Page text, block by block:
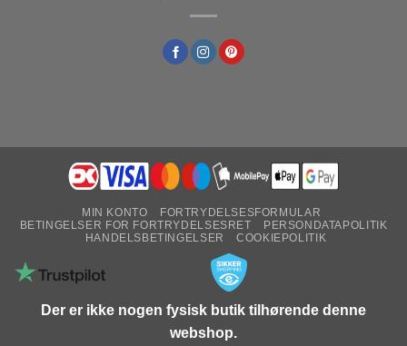
MIN KONTO
FORTRYDELSESFORMULAR
BETINGELSER FOR FORTRYDELSESRET
PERSONDATAPOLITIK
HANDELSBETINGELSER
COOKIEPOLITIK
Der er ikke nogen fysisk butik tilhørende denne
webshop.